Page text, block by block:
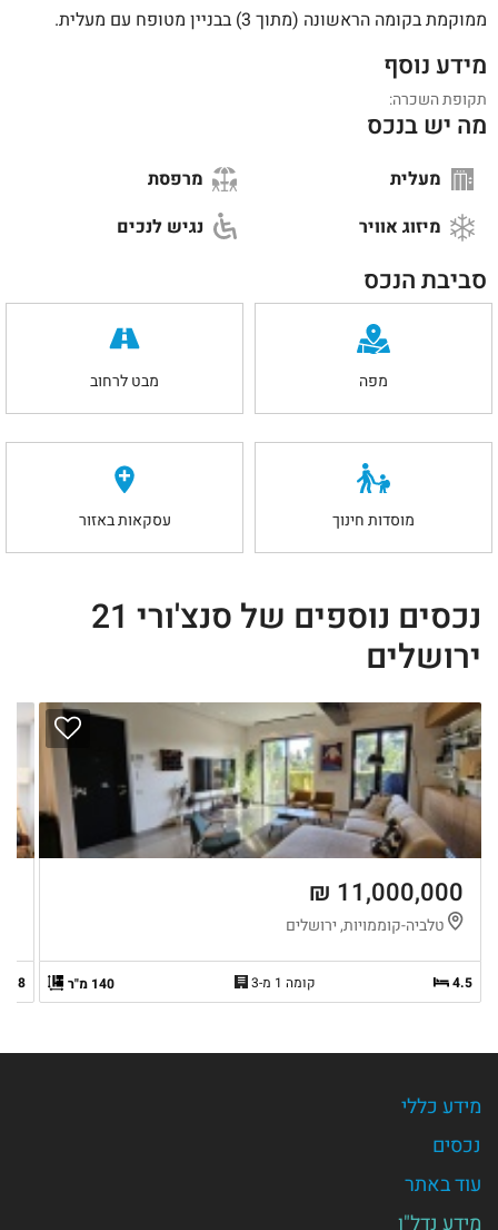
ממוקמת בקומה הראשונה (מתוך 3) בבניין מטופח עם מעלית.
מידע נוסף
תקופת השכרה:
מה יש בנכס
מעלית
מרפסת
מיזוג אוויר
נגיש לנכים
סביבת הנכס
מפה מבט לרחוב
מוסדות חינוך עסקאות באזור
נכסים נוספים של סנצ'ורי 21
ירושלים
11,000,000 ₪
טלביה-קוממויות, ירושלים
4.5 קומה 1 מ-3 140 מ"ר 8
מידע כללי
נכסים
עוד באתר
מידע נדל"ן